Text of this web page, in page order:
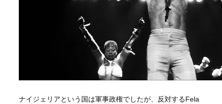
ナイジェリアという国は軍事政権でしたが、反対するFela